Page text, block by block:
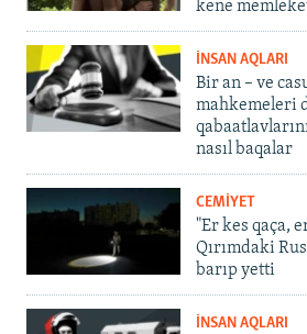
kene
İNSAN AQLARI
Bir an – ve
mahkemeleri
nasıl baqalar
CEMİYET
"Er kes qaça,
Qırımdaki
barıp yetti
İNSAN AQLARI